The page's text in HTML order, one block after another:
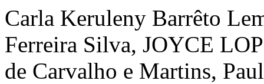
Carla Keruleny Barrêto
Ferreira Silva, JOYCE
de Carvalho e Martins,